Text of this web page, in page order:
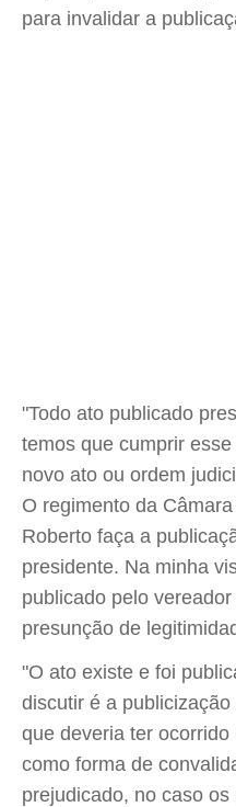
para invalidar a
"Todo ato publicado
temos que cumprir
novo ato ou ordem
O regimento da
Roberto faça a
presidente. Na minha
publicado pelo
presunção de
"O ato existe e foi
discutir é a
que deveria ter
como forma de
prejudicado, no caso